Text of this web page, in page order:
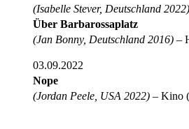
(Isabelle Stever, Deutschland 2022)
Über Barbarossaplatz
(Jan Bonny, Deutschland 2016) –
03.09.2022
Nope
(Jordan Peele, USA 2022) – Kino